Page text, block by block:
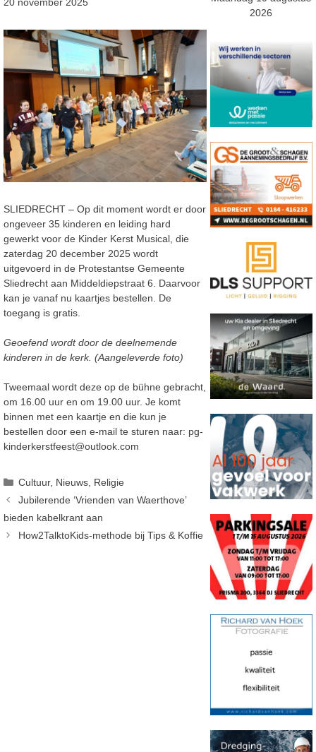
20 november 2025
SLIEDRECHT – Op dit moment wordt er door
ongeveer 35 kinderen en leiding hard
gewerkt voor de Kinder Kerst Musical, die
zaterdag 20 december 2025 wordt
uitgevoerd in de Protestantse Gemeente
Sliedrecht aan Middeldiepstraat 6. Daarvoor
kan je vanaf nu kaartjes bestellen. De
toegang is gratis.
Geoefend wordt door de deelnemende
kinderen in de kerk. (Aangeleverde foto)
Tweemaal wordt deze op de bühne gebracht,
om 16.00 uur en om 19.00 uur. Je komt
binnen met een kaartje en die kun je
bestellen door een e-mail te sturen naar: pg-
kinderkerstfeest@outlook.com
Categorieën
Cultuur, Nieuws, Religie
Jubilerende ‘Vrienden van Waerthove’
bieden kabelkrant aan
How2TalktoKids-methode bij Tips & Koffie
2026